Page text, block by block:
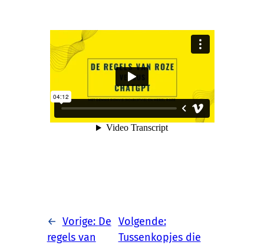
← Vorige: De
regels van
Volgende:
Tussenkopjes die